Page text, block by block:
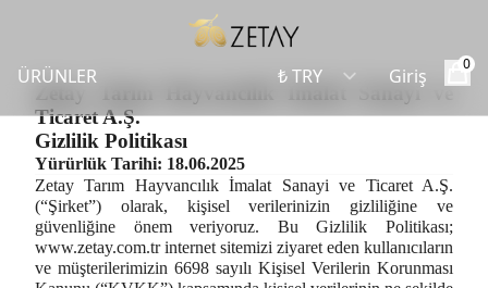
ÜRÜNLER Giriş
0
Zetay Tarım Hayvancılık İmalat Sanayi ve
Ticaret A.Ş.
Gizlilik Politikası
Yürürlük Tarihi: 18.06.2025
Zetay Tarım Hayvancılık İmalat Sanayi ve Ticaret A.Ş.
(“Şirket”) olarak, kişisel verilerinizin gizliliğine ve
güvenliğine önem veriyoruz. Bu Gizlilik Politikası;
www.zetay.com.trinternet sitemizi ziyaret eden kullanıcıların
ve müşterilerimizin 6698 sayılı Kişisel Verilerin Korunması